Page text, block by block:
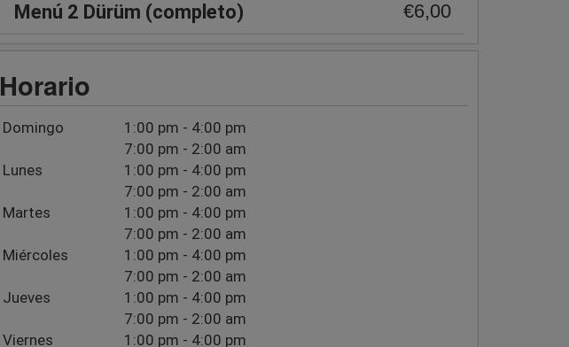
Menú 2 Dürüm (completo) €6,00
Horario
Domingo
1:00 pm - 4:00 pm
7:00 pm - 2:00 am
Lunes
1:00 pm - 4:00 pm
7:00 pm - 2:00 am
Martes
1:00 pm - 4:00 pm
7:00 pm - 2:00 am
Miércoles
1:00 pm - 4:00 pm
7:00 pm - 2:00 am
Jueves
1:00 pm - 4:00 pm
7:00 pm - 2:00 am
Viernes
1:00 pm - 4:00 pm